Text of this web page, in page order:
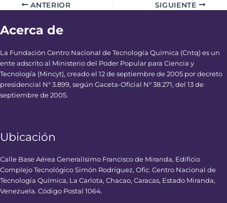
ANTERIOR SIGUIENTE
Acerca de
La Fundación Centro Nacional de Tecnología Química (Cntq) es un
ente adscrito al Ministerio del Poder Popular para Ciencia y
Tecnología (Mincyt), creado el 12 de septiembre de 2005 por decreto
presidencial N° 3.899, según Gaceta-Oficial N° 38.271, del 13 de
septiembre de 2005.
Ubicación
Calle Base Aérea Generalísimo Francisco de Miranda, Edificio
Complejo Tecnológico Simón Rodríguez, Ofic. Centro Nacional de
Tecnología Química, La Carlota, Chacao, Caracas, Estado Miranda,
Venezuela. Código Postal 1064.